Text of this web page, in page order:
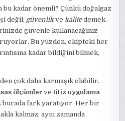
kadar önemli? Çünkü doğalgaz
değil; güvenlikvekalitedemek.
güvenle kullanacağınız
Bu yüzden, ekipteki her
kadar bildiğini bilmek,
çok daha karmaşık olabilir.
ölçümler vetitiz uygulama
fark yaratıyor. Her bir
kalmaz; aynı zamanda